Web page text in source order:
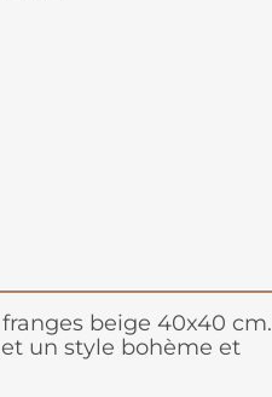
beige 40x40 cm.
un style bohème et